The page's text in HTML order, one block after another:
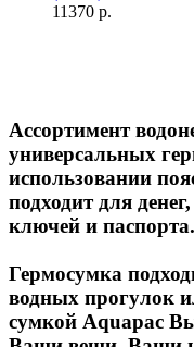
11370 р.
Ассортимент
универсальных
использовании
подходит для
ключей и паспорта.
Гермосумка
водных прогулок
сумкой Aquapac Вы